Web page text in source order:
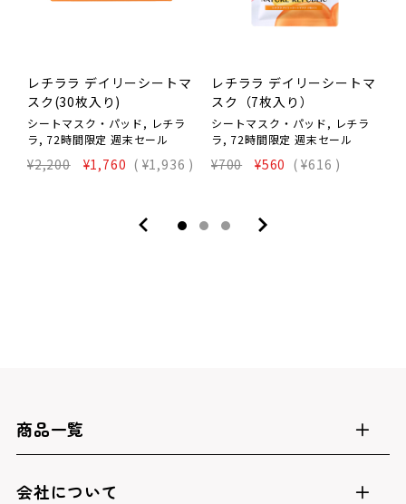
レチララ デイリーシートマ
スク(30枚入り)
シートマスク・パッド, レチラ
ラ, 72時間限定 週末セール
¥2,200 ¥1,760 ( ¥1,936 )
レチララ デイリーシートマ
スク（7枚入り）
シートマスク・パッド, レチラ
ラ, 72時間限定 週末セール
¥700 ¥560 ( ¥616 )
商品一覧
会社について